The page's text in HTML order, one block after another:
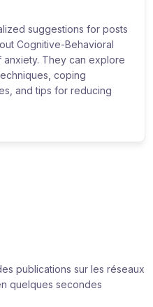
suggestions for posts
Cognitive-Behavioral
They can explore
coping
and tips for reducing
publications sur les réseaux
quelques secondes